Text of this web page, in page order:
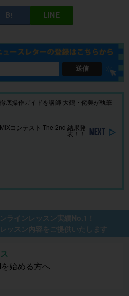
送信
底操作ガイドを講師 大鶴・侘美が執筆
コンテスト The 2nd 結果発
表！！
ラインレッスン実績No.1！
ッスン内容をご提供いたします
始める方へ